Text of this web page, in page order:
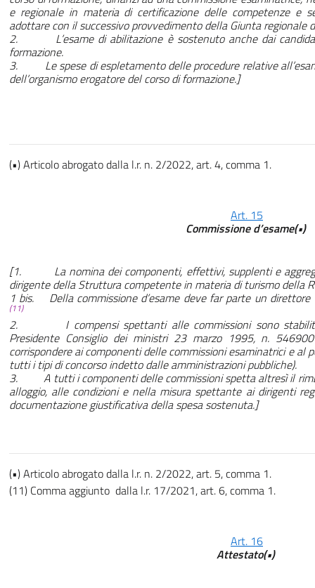
e regionale in materia di certificazione delle competenze e
adottare con il successivo provvedimento della Giunta regionale
2. L’esame di abilitazione è sostenuto anche dai
formazione.
3. Le spese di espletamento delle procedure relative
dell’organismo erogatore del corso di formazione.]
(•) Articolo abrogato dalla l.r. n. 2/2022, art. 4, comma 1.
Art. 15
Commissione d’esame(•)
[1. La nomina dei componenti, effettivi, supplenti e
dirigente della Struttura competente in materia di turismo della
1 bis. Della commissione d’esame deve far parte un
(11)
2. I compensi spettanti alle commissioni sono stabiliti
Presidente Consiglio dei ministri 23 marzo 1995, n.
corrispondere ai componenti delle commissioni esaminatrici e al
tutti i tipi di concorso indetto dalle amministrazioni pubbliche).
3. A tutti i componenti delle commissioni spetta altresì il
alloggio, alle condizioni e nella misura spettante ai dirigenti
documentazione giustificativa della spesa sostenuta.]
(•) Articolo abrogato dalla l.r. n. 2/2022, art. 5, comma 1.
(11) Comma aggiunto dalla l.r. 17/2021, art. 6, comma 1.
Art. 16
Attestato(•)